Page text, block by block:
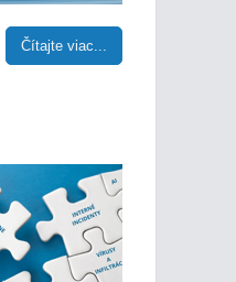
Čítajte viac...